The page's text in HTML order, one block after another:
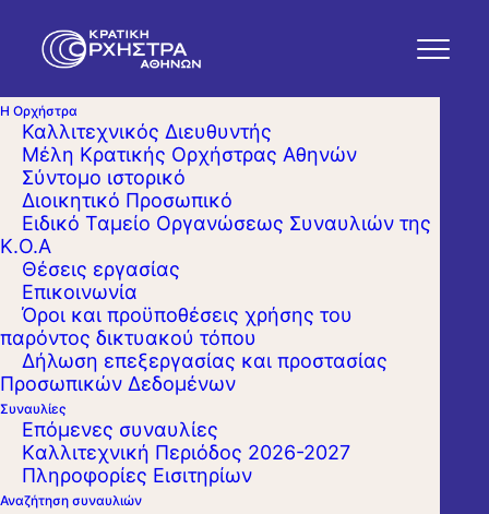
Η Ορχήστρα
Καλλιτεχνικός Διευθυντής
Μέλη Κρατικής Ορχήστρας Αθηνών
Σύντομο ιστορικό
Διοικητικό Προσωπικό
Ειδικό Ταμείο Οργανώσεως Συναυλιών της
Κ.Ο.Α
Θέσεις εργασίας
Επικοινωνία
Όροι και προϋποθέσεις χρήσης του
παρόντος δικτυακού τόπου
Δήλωση επεξεργασίας και προστασίας
Προσωπικών Δεδομένων
Συναυλίες
Επόμενες συναυλίες
Kαλλιτεχνική Περιόδος 2026-2027
Πληροφορίες Εισιτηρίων
Αναζήτηση συναυλιών